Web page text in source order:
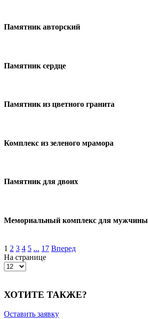
Памятник авторский
Памятник сердце
Памятник из цветного гранита
Комплекс из зеленого мрамора
Памятник для двоих
Мемориальный комплекс для мужчины
1 2 3 4 5 ... 17 Вперед
На странице
ХОТИТЕ ТАКЖЕ?
Оставить заявку